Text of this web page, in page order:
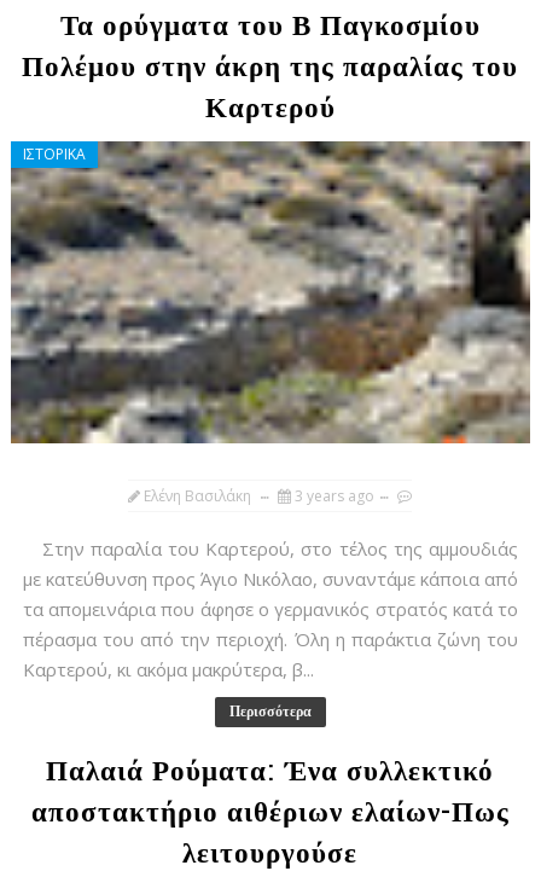
Τα ορύγματα του Β Παγκοσμίου
Πολέμου στην άκρη της παραλίας του
Καρτερού
ΙΣΤΟΡΙΚΑ
Ελένη Βασιλάκη 3 years ago
Στην παραλία του Καρτερού, στο τέλος της αμμουδιάς
με κατεύθυνση προς Άγιο Νικόλαο, συναντάμε κάποια από
τα απομεινάρια που άφησε ο γερμανικός στρατός κατά το
πέρασμα του από την περιοχή. Όλη η παράκτια ζώνη του
Καρτερού, κι ακόμα μακρύτερα, β...
Περισσότερα
Παλαιά Ρούματα: Ένα συλλεκτικό
αποστακτήριο αιθέριων ελαίων-Πως
λειτουργούσε